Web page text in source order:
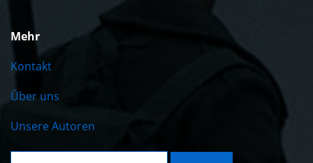
Mehr
Kontakt
Über uns
Unsere Autoren
Suche: